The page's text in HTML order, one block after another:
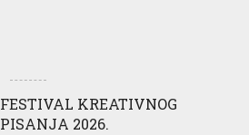
FESTIVAL KREATIVNOG
PISANJA 2026.